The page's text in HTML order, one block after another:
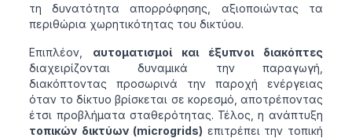
τη δυνατότητα απορρόφησης, αξιοποιώντας τα
περιθώρια χωρητικότητας του δικτύου.
Επιπλέον, αυτοματισμοί και έξυπνοι διακόπτες
διαχειρίζονται δυναμικά την παραγωγή,
διακόπτοντας προσωρινά την παροχή ενέργειας
όταν το δίκτυο βρίσκεται σε κορεσμό, αποτρέποντας
έτσι προβλήματα σταθερότητας. Τέλος, η ανάπτυξη
τοπικών δικτύων (microgrids) επιτρέπει την τοπική